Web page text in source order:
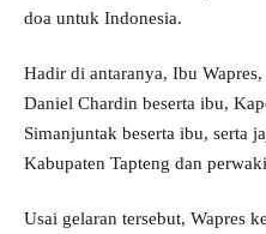
doa untuk Indonesia.
Hadir di antaranya, Ibu
Daniel Chardin beserta ibu,
Simanjuntak beserta ibu, serta
Kabupaten Tapteng dan
Usai gelaran tersebut, Wapres